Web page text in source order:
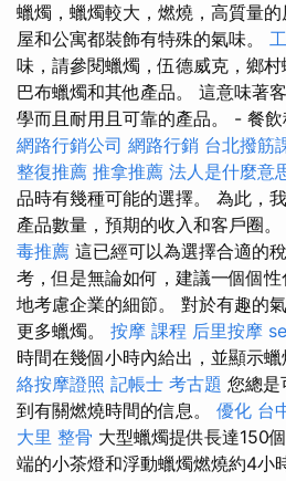
蠟燭，蠟燭較大，燃燒，高質量
屋和公寓都裝飾有特殊的氣味。
味，請參閱蠟燭，伍德威克，鄉
巴布蠟燭和其他產品。 這意味著
學而且耐用且可靠的產品。 - 餐
網路行銷公司 網路行銷 台北撥筋
整復推薦 推拿推薦 法人是什麼意
品時有幾種可能的選擇。 為此，
產品數量，預期的收入和客戶圈
毒推薦 這已經可以為選擇合適的
考，但是無論如何，建議一個個
地考慮企業的細節。 對於有趣的
更多蠟燭。 按摩 課程 后里按摩
時間在幾個小時內給出，並顯示蠟
絡按摩證照 記帳士 考古題 您總是
到有關燃燒時間的信息。 優化 台
大里 整骨 大型蠟燭提供長達150
端的小茶燈和浮動蠟燭燃燒約4小